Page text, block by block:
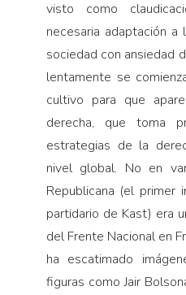
visto como
necesaria adaptación a
sociedad con ansiedad
lentamente se
cultivo para que
derecha, que toma
estrategias de la
nivel global. No en
Republicana (el primer
partidario de Kast) era
del Frente Nacional en
ha escatimado
figuras como Jair